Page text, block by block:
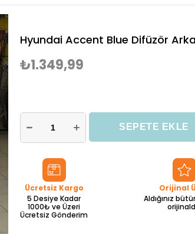
Hyundai Accent Blue Difüzör Arka
₺1.349,99
Ücretsiz Kargo
5 Desiye Kadar
1000₺ ve Üzeri
Ücretsiz Gönderim
Orijinal
Aldığınız